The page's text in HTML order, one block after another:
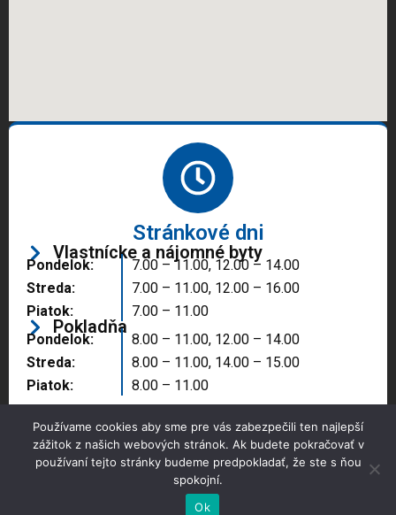
Stránkové dni
Vlastnícke a nájomné byty
Pondelok:
Streda:
Piatok:
7.00 – 11.00, 12.00 – 14.00
7.00 – 11.00, 12.00 – 16.00
7.00 – 11.00
Pokladňa
Pondelok:
Streda:
Piatok:
8.00 – 11.00, 12.00 – 14.00
8.00 – 11.00, 14.00 – 15.00
8.00 – 11.00
Copyright © 2025 Správa majetku mesta, n.o.,
Partizánske
Používame cookies aby sme pre vás zabezpečili ten najlepší
zážitok z našich webových stránok. Ak budete pokračovať v
používaní tejto stránky budeme predpokladať, že ste s ňou
spokojní.
Ok